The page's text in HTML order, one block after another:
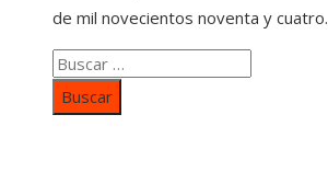
de mil novecientos noventa y cuatro.
Buscar: